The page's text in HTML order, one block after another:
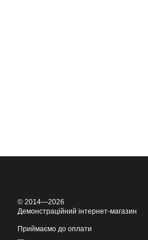
© 2014—2026
Демонстраційний інтернет-магазин
Приймаємо до оплати